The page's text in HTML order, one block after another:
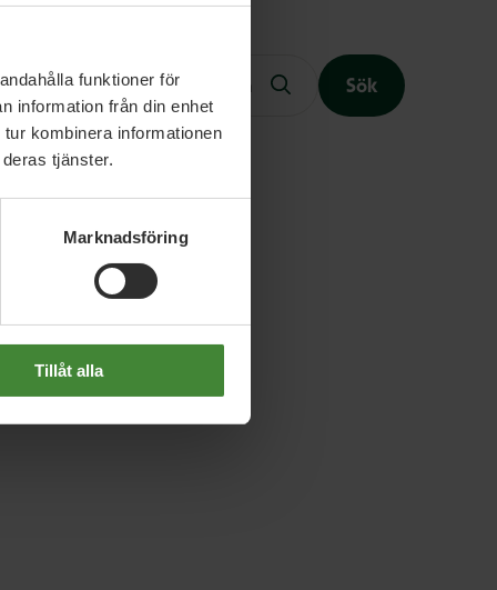
funktioner för
information från din enhet
kombinera informationen
tjänster.
Marknadsföring
Tillåt alla
Sök
Slutet på menyn